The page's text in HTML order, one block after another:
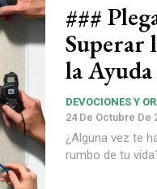
###
Superar
la
DEVOCIONES Y
24 De Octubre De
¿Alguna vez te
rumbo de tu